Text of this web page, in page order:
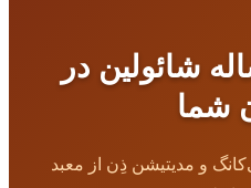
۱۵۰۰ ساله شائولین در
شما
و مدیتیشن ذِن از معبد